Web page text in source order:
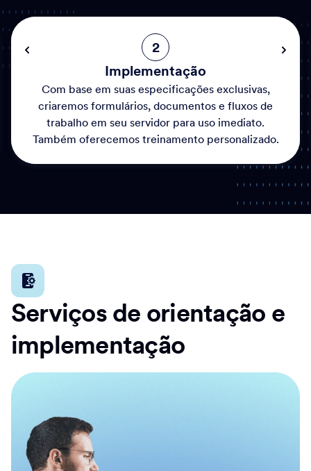
2
Implementação
Com base em suas especificações exclusivas,
criaremos formulários, documentos e fluxos de
trabalho em seu servidor para uso imediato.
Também oferecemos treinamento personalizado.
Serviços de orientação e
implementação